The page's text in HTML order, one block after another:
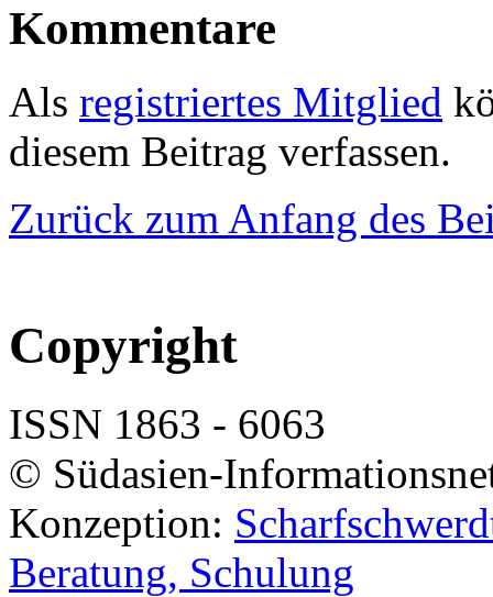
Kommentare
Als registriertes Mitglied
diesem Beitrag verfassen.
Zurück zum Anfang des
Copyright
ISSN 1863 - 6063
© Südasien-
Konzeption:
Beratung, Schulung